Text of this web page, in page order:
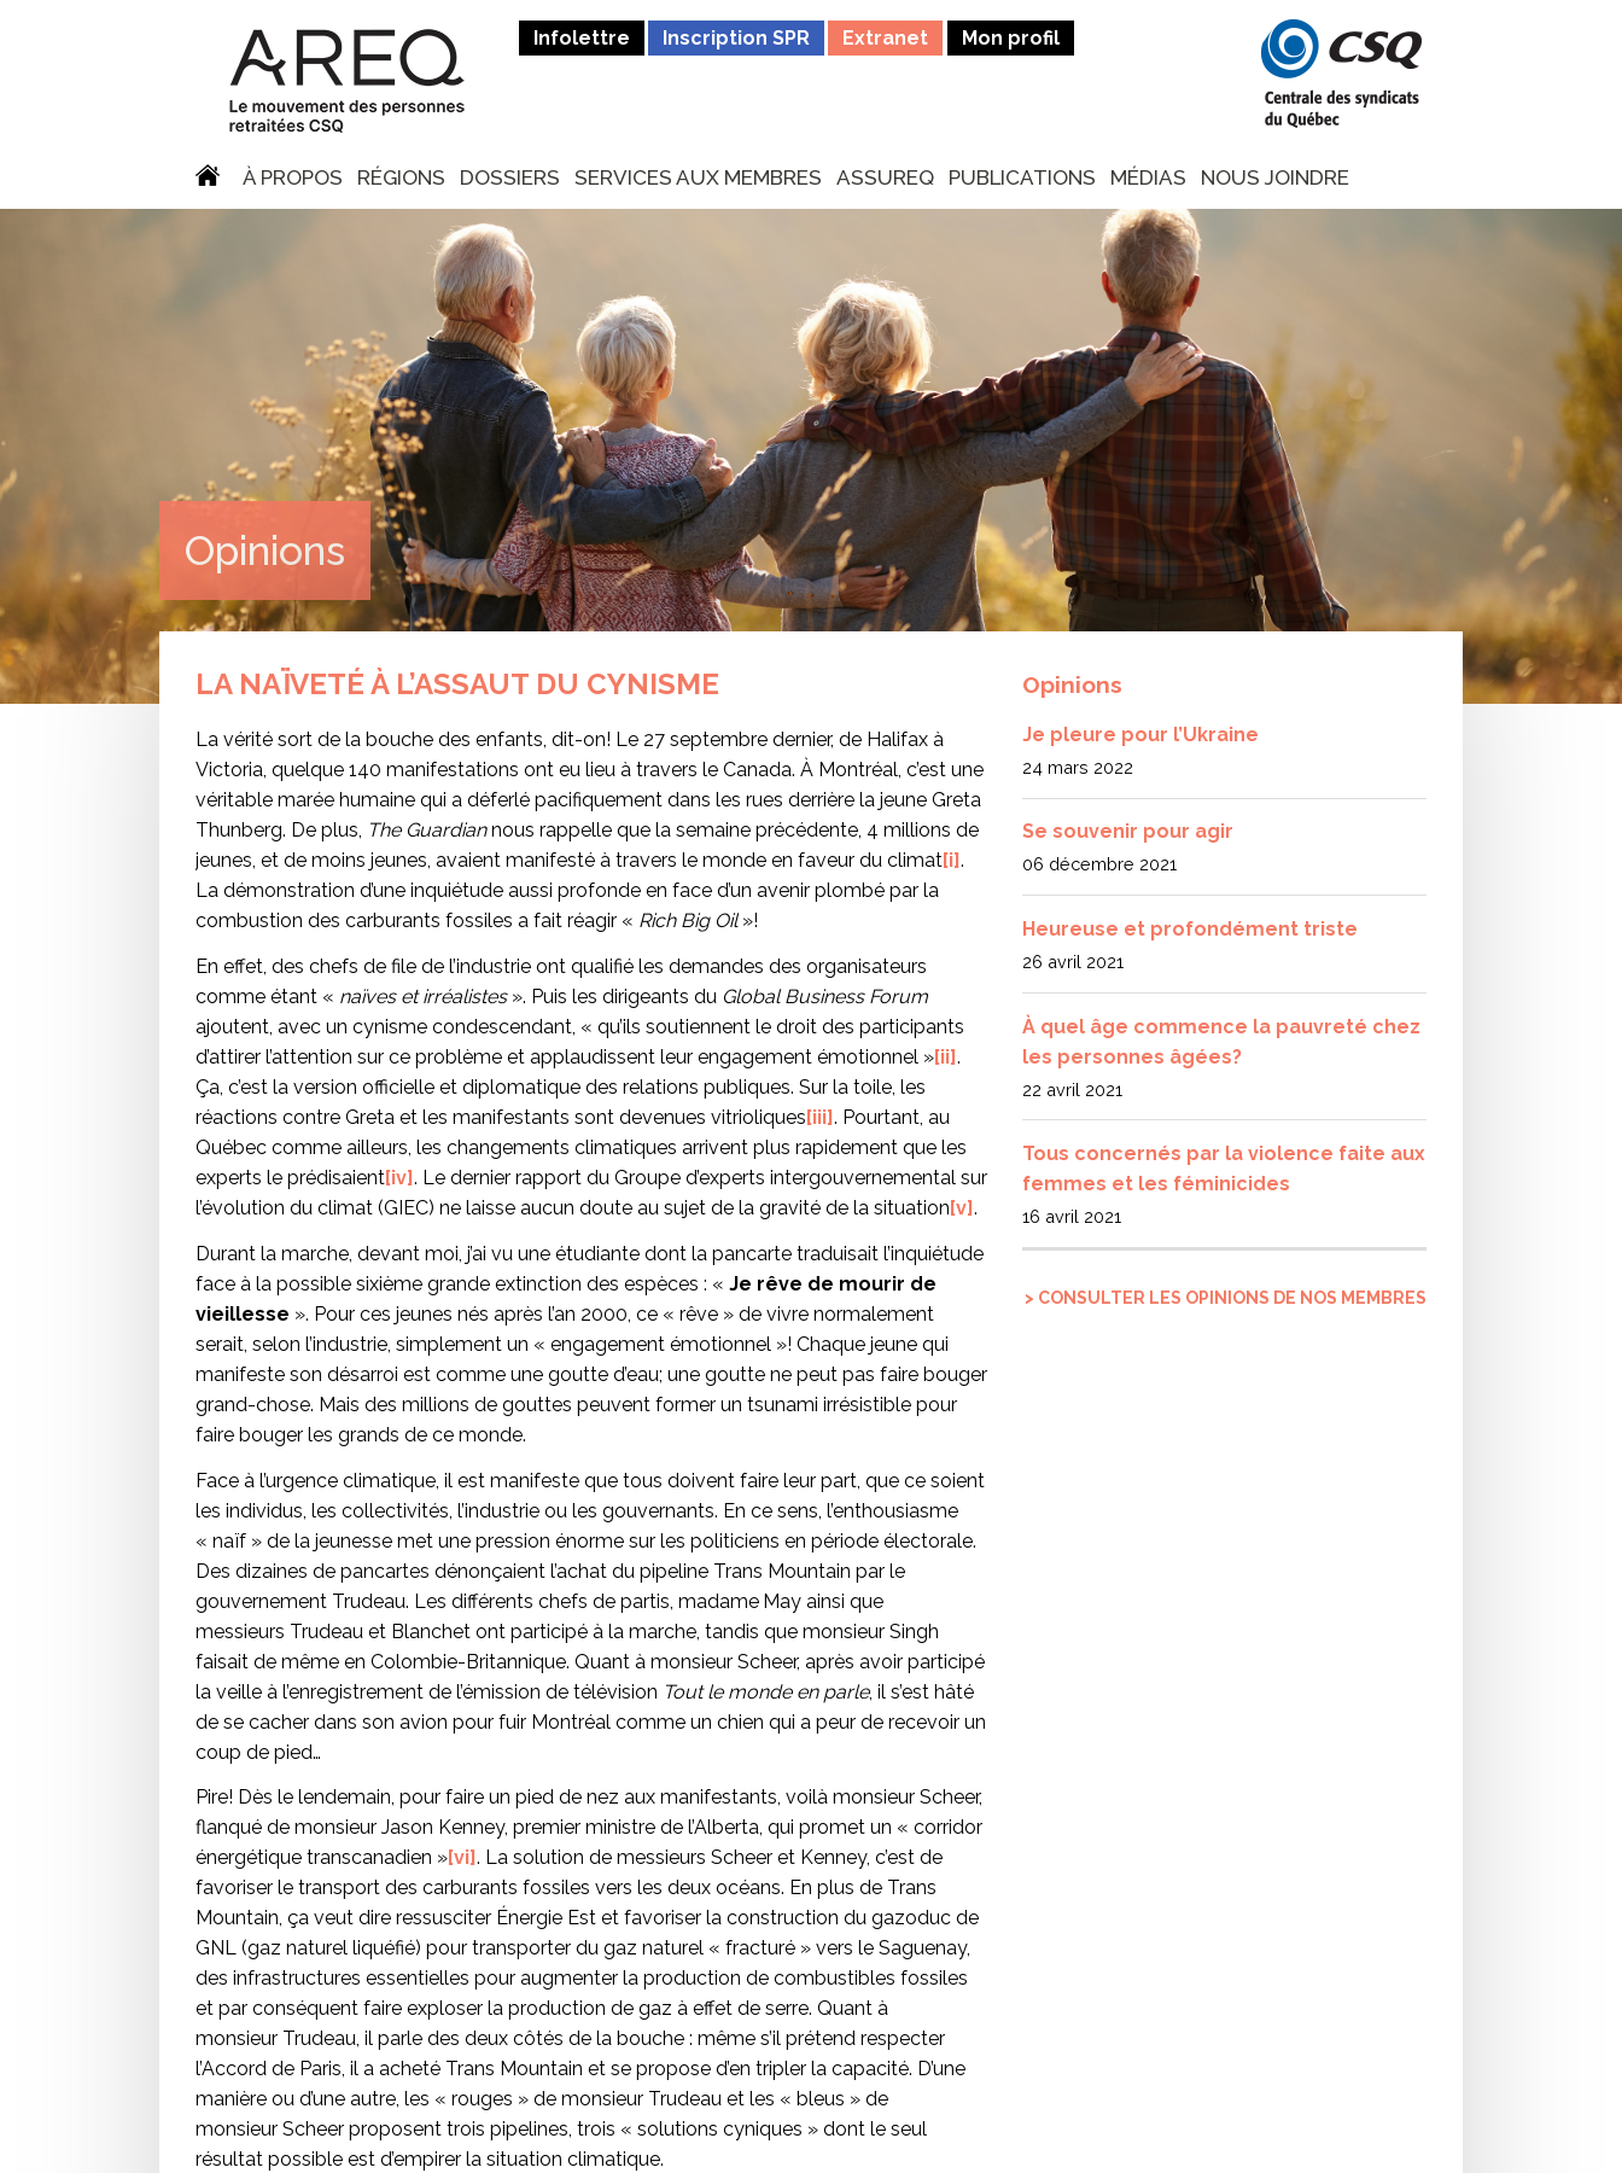
Infolettre Inscription SPR Extranet Mon profil
À PROPOS RÉGIONS DOSSIERS SERVICES AUX MEMBRES ASSUREQ PUBLICATIONS MÉDIAS NOUS JOINDRE
Opinions
LA NAÏVETÉ À L’ASSAUT DU CYNISME
La vérité sort de la bouche des enfants, dit-on! Le 27 septembre dernier, de Halifax à
Victoria, quelque 140 manifestations ont eu lieu à travers le Canada. À Montréal, c’est une
véritable marée humaine qui a déferlé pacifiquement dans les rues derrière la jeune Greta
Thunberg. De plus, The Guardiannous rappelle que la semaine précédente, 4 millions de
jeunes, et de moins jeunes, avaient manifesté à travers le monde en faveur du climat[i] .
La démonstration d’une inquiétude aussi profonde en face d’un avenir plombé par la
combustion des carburants fossiles a fait réagir « Rich Big Oil»!
En effet, des chefs de file de l’industrie ont qualifié les demandes des organisateurs
comme étant « naïves et irréalistes ». Puis les dirigeants du Global Business Forum
ajoutent, avec un cynisme condescendant, « qu’ils soutiennent le droit des participants
d’attirer l’attention sur ce problème et applaudissent leur engagement émotionnel »[ii].
Ça, c’est la version officielle et diplomatique des relations publiques. Sur la toile, les
réactions contre Greta et les manifestants sont devenues vitrioliques[iii]. Pourtant, au
Québec comme ailleurs, les changements climatiques arrivent plus rapidement que les
experts le prédisaient[iv]. Le dernier rapport du Groupe d’experts intergouvernemental sur
l’évolution du climat (GIEC) ne laisse aucun doute au sujet de la gravité de la situation[v].
Durant la marche, devant moi, j’ai vu une étudiante dont la pancarte traduisait l’inquiétude
face à la possible sixième grande extinction des espèces : « Je rêve de mourir de
vieillesse ». Pour ces jeunes nés après l’an 2000, ce « rêve » de vivre normalement
serait, selon l’industrie, simplement un « engagement émotionnel »! Chaque jeune qui
manifeste son désarroi est comme une goutte d’eau; une goutte ne peut pas faire bouger
grand-chose. Mais des millions de gouttes peuvent former un tsunami irrésistible pour
faire bouger les grands de ce monde.
Face à l’urgence climatique, il est manifeste que tous doivent faire leur part, que ce soient
les individus, les collectivités, l’industrie ou les gouvernants. En ce sens, l’enthousiasme
« naïf » de la jeunesse met une pression énorme sur les politiciens en période électorale.
Des dizaines de pancartes dénonçaient l’achat du pipeline Trans Mountain par le
gouvernement Trudeau. Les différents chefs de partis, madame May ainsi que
messieurs Trudeau et Blanchet ont participé à la marche, tandis que monsieur Singh
faisait de même en Colombie-Britannique. Quant à monsieur Scheer, après avoir participé
la veille à l’enregistrement de l’émission de télévision Tout le monde en parle, il s’est hâté
de se cacher dans son avion pour fuir Montréal comme un chien qui a peur de recevoir un
coup de pied…
Pire! Dès le lendemain, pour faire un pied de nez aux manifestants, voilà monsieur Scheer,
flanqué de monsieur Jason Kenney, premier ministre de l’Alberta, qui promet un « corridor
énergétique transcanadien »[vi] . La solution de messieurs Scheer et Kenney, c’est de
favoriser le transport des carburants fossiles vers les deux océans. En plus de Trans
Mountain, ça veut dire ressusciter Énergie Est et favoriser la construction du gazoduc de
GNL (gaz naturel liquéfié) pour transporter du gaz naturel « fracturé » vers le Saguenay,
des infrastructures essentielles pour augmenter la production de combustibles fossiles
et par conséquent faire exploser la production de gaz à effet de serre. Quant à
monsieur Trudeau, il parle des deux côtés de la bouche : même s’il prétend respecter
l’Accord de Paris, il a acheté Trans Mountain et se propose d’en tripler la capacité. D’une
manière ou d’une autre, les « rouges » de monsieur Trudeau et les « bleus » de
monsieur Scheer proposent trois pipelines, trois « solutions cyniques » dont le seul
résultat possible est d’empirer la situation climatique.
Opinions
Je pleure pour l’Ukraine
24 mars 2022
Se souvenir pour agir
06 décembre 2021
Heureuse et profondément triste
26 avril 2021
À quel âge commence la pauvreté chez
les personnes âgées?
22 avril 2021
Tous concernés par la violence faite aux
femmes et les féminicides
16 avril 2021
> CONSULTER LES OPINIONS DE NOS MEMBRES